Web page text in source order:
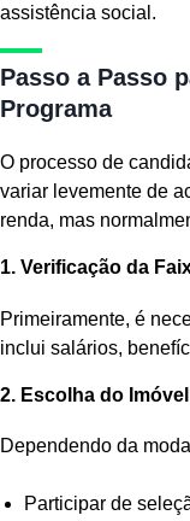
assistência social.
Passo a Passo
Programa
O processo de
variar levemente de
renda, mas
1. Verificação da
Primeiramente, é
inclui salários,
2. Escolha do Imóvel
Dependendo da
Participar de